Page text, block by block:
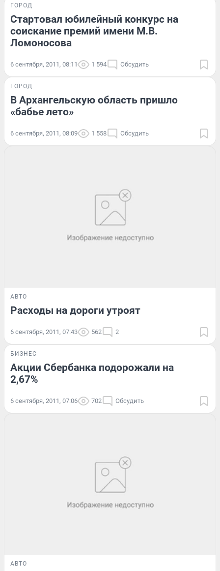
ГОРОД
Стартовал юбилейный конкурс на
соискание премий имени М.В.
Ломоносова
6 сентября, 2011, 08:11 1 594 Обсудить
ГОРОД
В Архангельскую область пришло
«бабье лето»
6 сентября, 2011, 08:09 1 558 Обсудить
АВТО
Расходы на дороги утроят
6 сентября, 2011, 07:43 562 2
БИЗНЕС
Акции Сбербанка подорожали на
2,67%
6 сентября, 2011, 07:06 702 Обсудить
АВТО